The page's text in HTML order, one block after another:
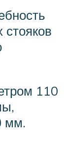
110
мм.